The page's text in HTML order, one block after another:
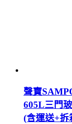
聲寶
605L三門
(含運送+